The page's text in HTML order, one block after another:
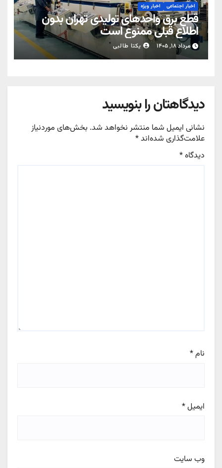
اخبار اجتماعی اخبار ویژه
قطع برق واحدهای تولیدی تهران بدون
اطلاع قبلی ممنوع است
مرداد ۱۸, ۱۴۰۵ یکتا طالبی
دیدگاهتان را بنویسید
نشانی ایمیل شما منتشر نخواهد شد. بخش‌های موردنیاز
علامت‌گذاری شده‌اند*
دیدگاه*
نام*
ایمیل*
وب‌ سایت